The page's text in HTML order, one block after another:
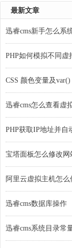
最新文章
迅睿cms新手怎么系
PHP如何模拟不同虚
CSS 颜色变量及
迅睿cms怎么查看虚
PHP获取IP地址并自
宝塔面板怎么修改网
阿里云虚拟主机怎么
迅睿cms数据库操作
迅睿cms系统目录常